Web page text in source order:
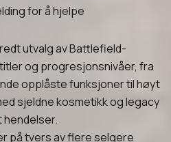
for å hjelpe
utvalg av Battlefield-
og progresjonsnivåer, fra
opplåste funksjoner til høyt
sjeldne kosmetikk og legacy
på tvers av flere selgere